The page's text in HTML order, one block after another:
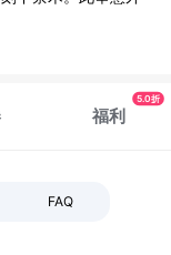
乱仅是表象，三界
福利
5.0折
FAQ